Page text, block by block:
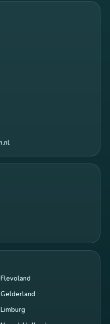
Flevoland
Gelderland
Limburg